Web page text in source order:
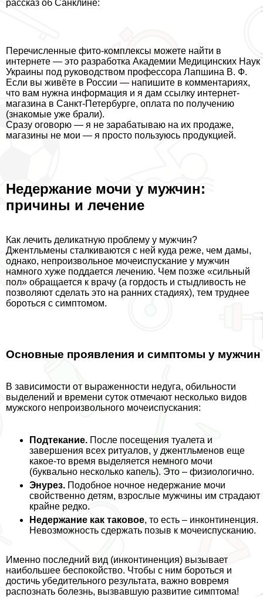
рассказ об Санклине:
Перечисленные фито-комплексы можете найти в
интернете — это разработка Академии Медицинских Наук
Украины под руководством профессора Лапшина В. Ф.
Если вы живёте в России — напишите в комментариях,
что вам нужна информация и я дам ссылку интернет-
магазина в Санкт-Петербурге, оплата по получению
(знакомые уже брали).
Сразу оговорю — я не заpaбатываю на их продаже,
магазины не мои — я просто пользуюсь продукцией.
Недержание мочи у мужчин:
причины и лечение
Как лечить деликатную проблему у мужчин?
Джентльмены сталкиваются с ней куда реже, чем дамы,
однако, непроизвольное мочеиспускание у мужчин
намного хуже поддается лечению. Чем позже «сильный
пол» обращается к врачу (а гордость и стыдливость не
позволяют сделать это на ранних стадиях), тем труднее
бороться с симптомом.
Основные проявления и симптомы у мужчин
В зависимости от выраженности недуга, обильности
выделений и времени суток отмечают несколько видов
мужского непроизвольного мочеиспускания:
Подтекание. После посещения туалета и
завершения всех ритуалов, у джентльменов еще
какое-то время выделяется немного мочи
(буквально несколько капель). Это – физиологично.
Энурез. Подобное ночное недержание мочи
свойственно детям, взрослые мужчины им страдают
крайне редко.
Недержание как таковое, то есть – инконтиненция.
Невозможность сдержать позыв к мочеиспусканию.
Именно последний вид (инконтиненция) вызывает
наибольшее беспокойство. Чтобы с ним бороться и
достичь убедительного результата, важно вовремя
распознать болезнь, вызвавшую развитие симптома!